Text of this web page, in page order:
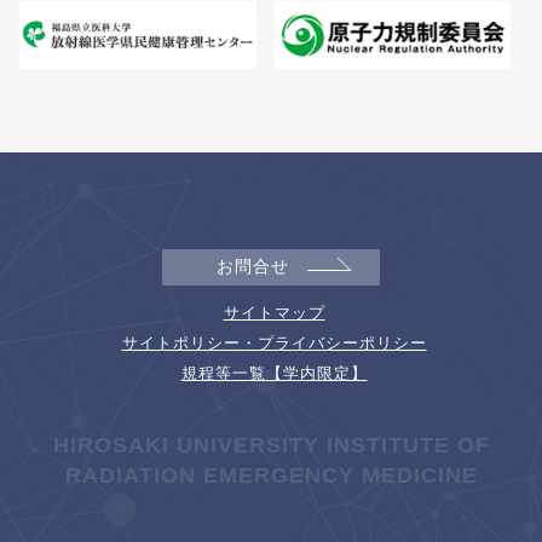
お問合せ
サイトマップ
サイトポリシー・プライバシーポリシー
規程等一覧【学内限定】
HIROSAKI UNIVERSITY INSTITUTE OF
RADIATION EMERGENCY MEDICINE